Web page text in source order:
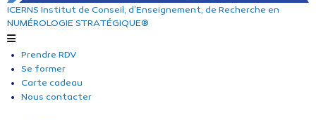
ICERNS Institut de Conseil, d’Enseignement, de Recherche en
NUMÉROLOGIE STRATÉGIQUE®
Prendre RDV
Se former
Carte cadeau
Nous contacter